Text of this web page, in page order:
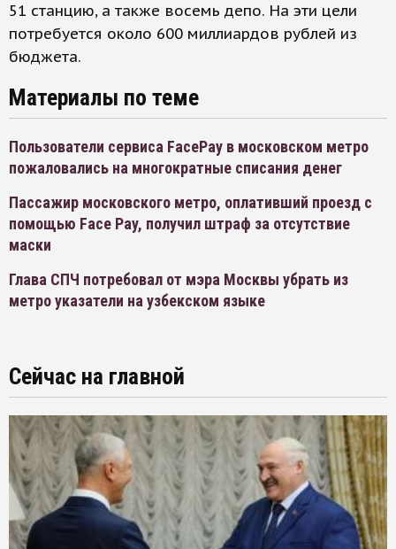
51 станцию, а также восемь депо. На эти цели
потребуется около 600 миллиардов рублей из
бюджета.
Материалы по теме
Пользователи сервиса FacePay в московском метро
пожаловались на многократные списания денег
Пассажир московского метро, оплативший проезд с
помощью Face Pay, получил штраф за отсутствие
маски
Глава СПЧ потребовал от мэра Москвы убрать из
метро указатели на узбекском языке
Сейчас на главной